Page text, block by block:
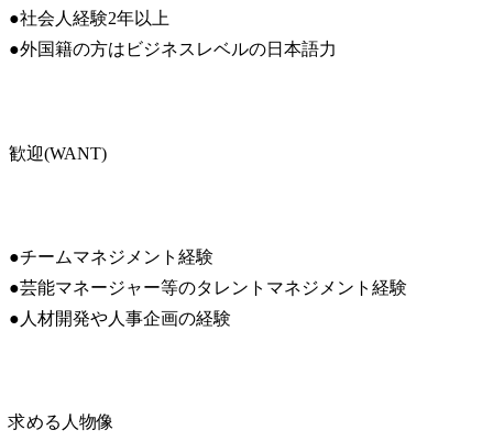
●社会人経験2年以上
●外国籍の方はビジネスレベルの日本語力
歓迎(WANT)
●チームマネジメント経験
●芸能マネージャー等のタレントマネジメント経験
●人材開発や人事企画の経験
求める人物像